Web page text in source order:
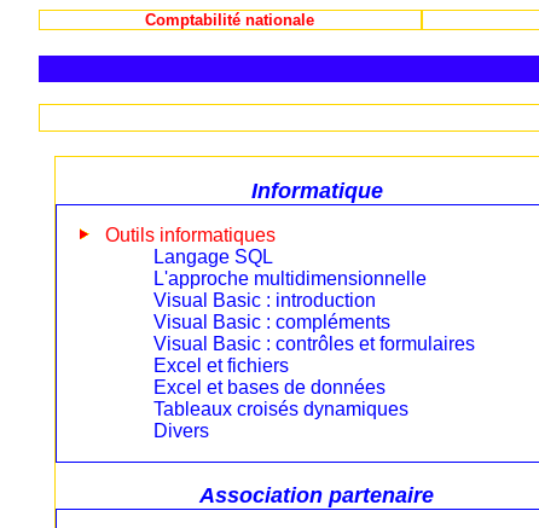
Comptabilité nationale
Informatique
Outils informatiques
Langage SQL
L'approche multidimensionnelle
Visual Basic : introduction
Visual Basic : compléments
Visual Basic : contrôles et formulaires
Excel et fichiers
Excel et bases de données
Tableaux croisés dynamiques
Divers
Association partenaire